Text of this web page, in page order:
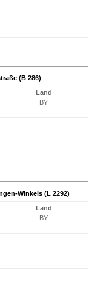
(B 286)
Land
BY
Winkels (L 2292)
Land
BY